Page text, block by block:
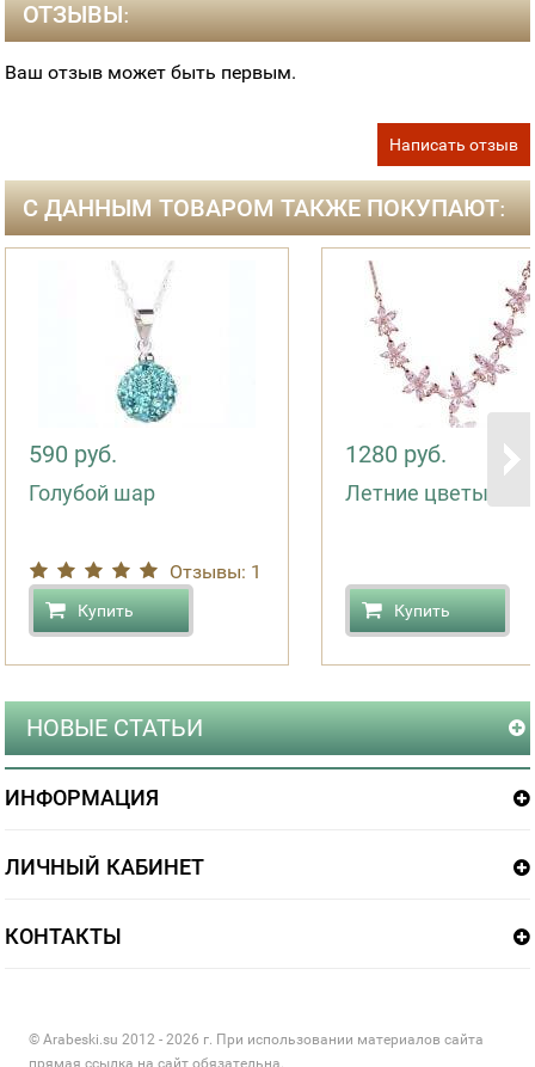
ОТЗЫВЫ:
Ваш отзыв может быть первым.
Написать отзыв
С ДАННЫМ ТОВАРОМ ТАКЖЕ ПОКУПАЮТ:
590 руб.
Голубой шар
Отзывы: 1
Купить
1280 руб.
Летние цветы
Купить
НОВЫЕ СТАТЬИ
ИНФОРМАЦИЯ
ЛИЧНЫЙ КАБИНЕТ
КОНТАКТЫ
© Arabeski.su 2012 - 2026 г. При использовании материалов сайта